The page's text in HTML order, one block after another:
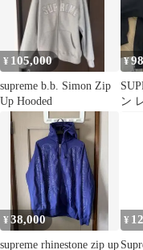
¥ 105,000
supreme b.b. Simon Zip
Up Hooded
¥
ン
袋
¥38,000
supreme rhinestone zip up
¥